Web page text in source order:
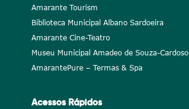
Amarante Tourism
Biblioteca Municipal Albano Sardoeira
Amarante Cine-Teatro
Museu Municipal Amadeo de Souza-Cardoso
AmarantePure – Termas & Spa
Acessos Rápidos